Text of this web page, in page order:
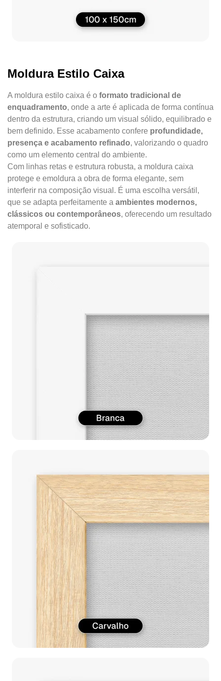
Moldura Estilo Caixa
A moldura estilo caixa é o formato tradicional de
enquadramento, onde a arte é aplicada de forma contínua
dentro da estrutura, criando um visual sólido, equilibrado e
bem definido. Esse acabamento confere profundidade,
presença e acabamento refinado, valorizando o quadro
como um elemento central do ambiente.
Com linhas retas e estrutura robusta, a moldura caixa
protege e emoldura a obra de forma elegante, sem
interferir na composição visual. É uma escolha versátil,
que se adapta perfeitamente a ambientes modernos,
clássicos ou contemporâneos, oferecendo um resultado
atemporal e sofisticado.